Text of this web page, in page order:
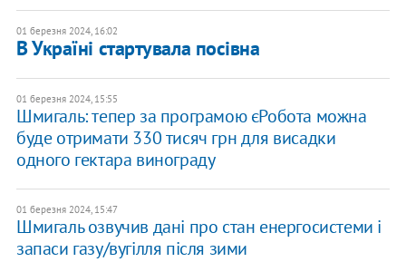
01 березня 2024, 16:02
В Україні стартувала посівна
01 березня 2024, 15:55
Шмигаль: тепер за програмою єРобота можна
буде отримати 330 тисяч грн для висадки
одного гектара винограду
01 березня 2024, 15:47
Шмигаль озвучив дані про стан енергосистеми і
запаси газу/вугілля після зими